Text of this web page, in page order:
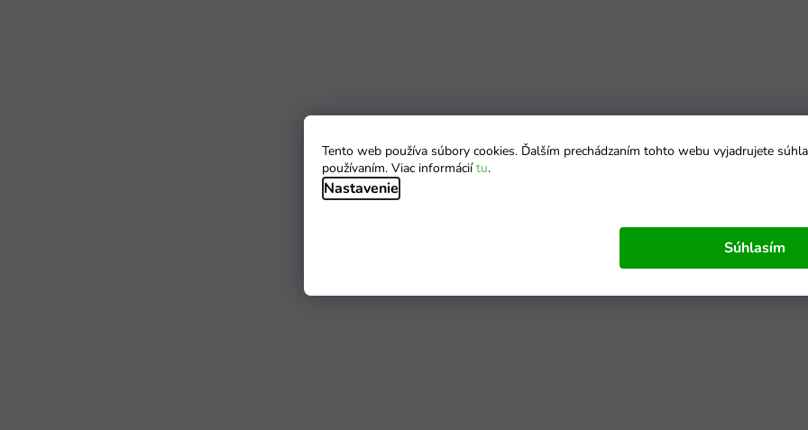
Tento web používa súbory cookies. Ďalším prechádzaním tohto webu vyjadrujete
používaním. Viac informáciítu.
Nastavenie
Súhlasím